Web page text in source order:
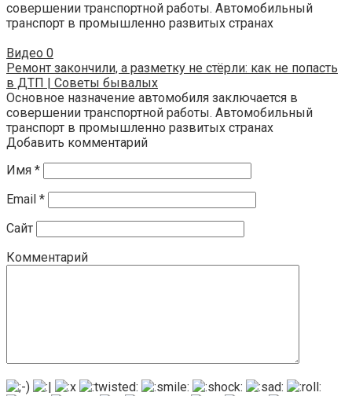
совершении транспортной работы. Автомобильный
транспорт в промышленно развитых странах
Видео 0
Ремонт закончили, а разметку не стёрли: как не попасть
в ДТП | Советы бывалых
Основное назначение автомобиля заключается в
совершении транспортной работы. Автомобильный
транспорт в промышленно развитых странах
Добавить комментарий
Имя *
Email *
Сайт
Комментарий